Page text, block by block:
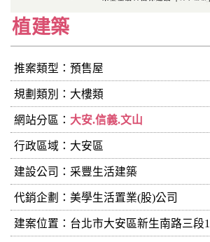
植建築
推案類型：預售屋
規劃類別：大樓類
網站分區： 大安.信義.文山
行政區域：大安區
建設公司： 采豐生活建築
代銷企劃：美學生活置業(股)公司
建案位置：台北市大安區新生南路三段